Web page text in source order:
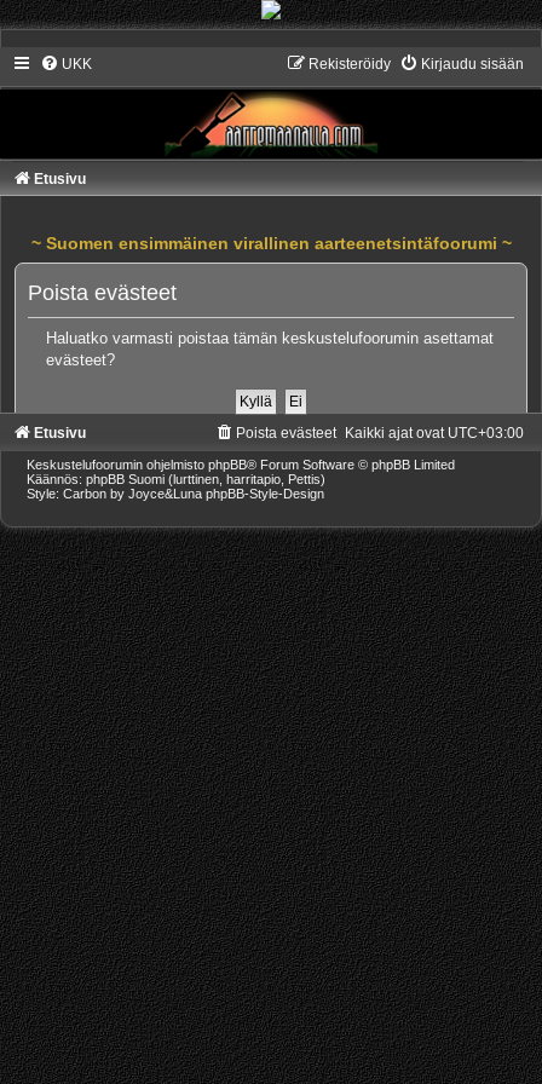
UKK Kirjaudu sisään
Rekisteröidy
Etusivu
~ Suomen ensimmäinen virallinen aarteenetsintäfoorumi ~
Poista evästeet
Haluatko varmasti poistaa tämän keskustelufoorumin asettamat
evästeet?
Etusivu Kaikki ajat ovat UTC+03:00
Poista evästeet
Keskustelufoorumin ohjelmisto phpBB® Forum Software © phpBB Limited
Käännös: phpBB Suomi (lurttinen, harritapio, Pettis)
Style: Carbon by Joyce&Luna phpBB-Style-Design